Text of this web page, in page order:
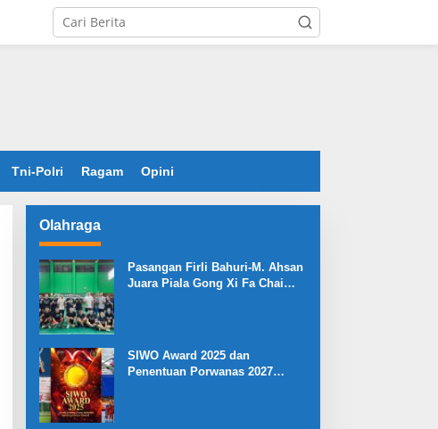
Tni-Polri Ragam Opini
Olahraga
Pasangan Firli Bahuri-M. Ahsan
Juara Piala Gong Xi Fa Chai
SIWO Award 2025 dan
Penentuan Porwanas 2027